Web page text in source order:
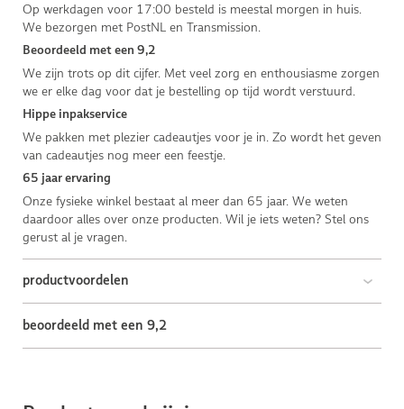
Op werkdagen voor 17:00 besteld is meestal morgen in huis.
We bezorgen met PostNL en Transmission.
Beoordeeld met een 9,2
We zijn trots op dit cijfer. Met veel zorg en enthousiasme zorgen
we er elke dag voor dat je bestelling op tijd wordt verstuurd.
Hippe inpakservice
We pakken met plezier cadeautjes voor je in. Zo wordt het geven
van cadeautjes nog meer een feestje.
65 jaar ervaring
Onze fysieke winkel bestaat al meer dan 65 jaar. We weten
daardoor alles over onze producten. Wil je iets weten? Stel ons
gerust al je vragen.
productvoordelen
beoordeeld met een 9,2